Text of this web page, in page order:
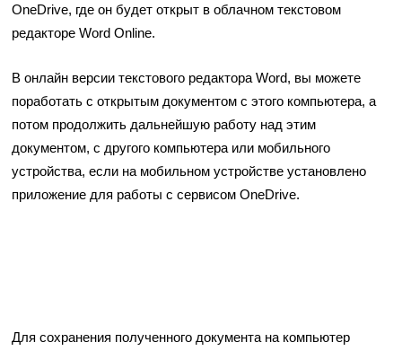
OneDrive, где он будет открыт в облачном текстовом
редакторе Word Online.
В онлайн версии текстового редактора Word, вы можете
поработать с открытым документом с этого компьютера, а
потом продолжить дальнейшую работу над этим
документом, с другого компьютера или мобильного
устройства, если на мобильном устройстве установлено
приложение для работы с сервисом OneDrive.
Для сохранения полученного документа на компьютер